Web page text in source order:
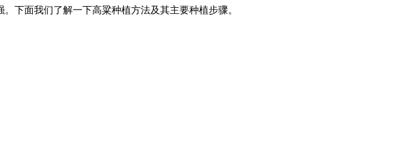
下面我们了解一下高粱种植方法及其主要种植步骤。